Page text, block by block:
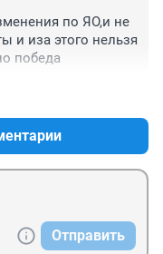
по ЯО,и не
и иза этого нельзя
победа
Отправить